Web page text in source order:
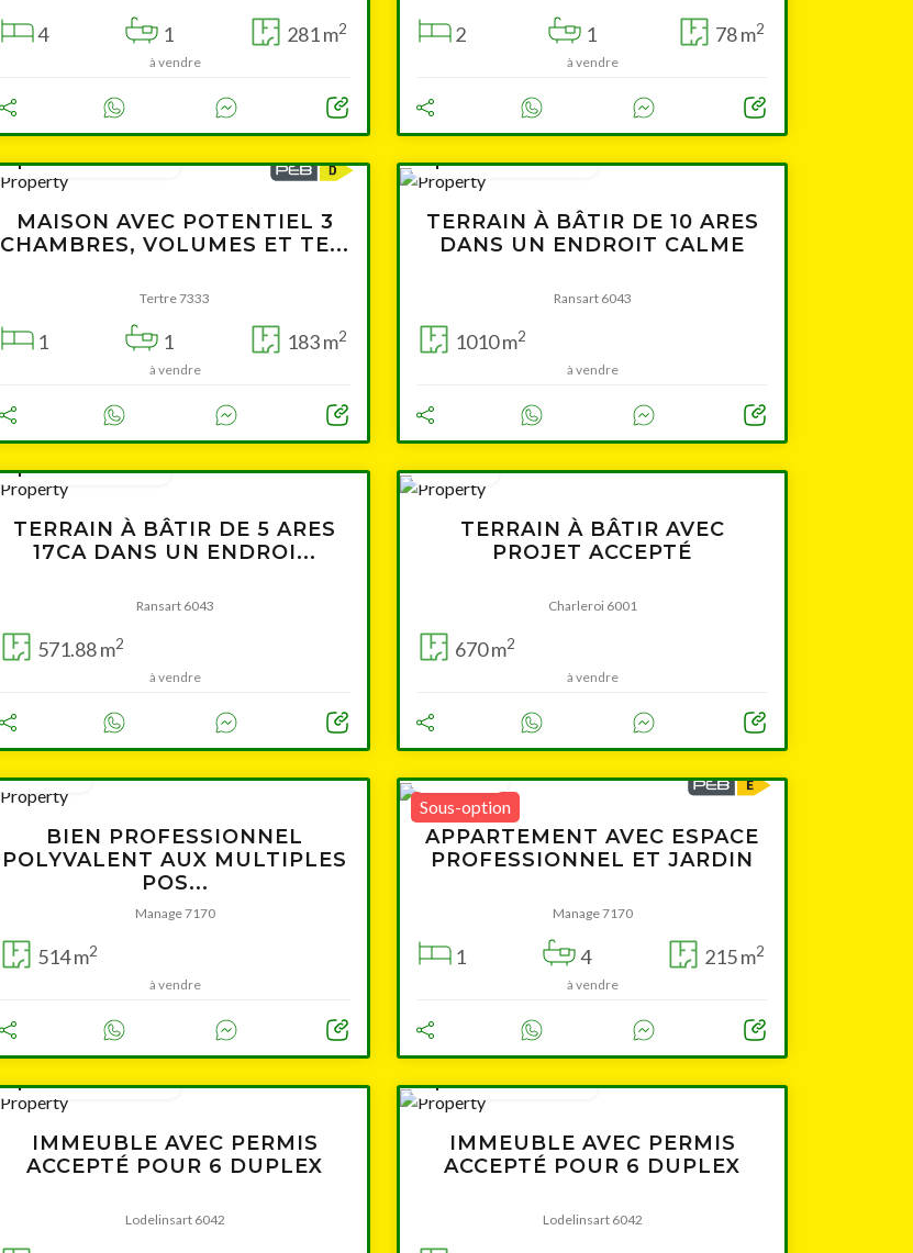
4 1 281 m2
à vendre
2 1 78 m2
à vendre
à partir de 259 000 €
MAISON AVEC POTENTIEL 3
CHAMBRES, VOLUMES ET TE...
Tertre 7333
1 1 183 m2
à vendre
à partir de 154 000 €
TERRAIN À BÂTIR DE 10 ARES
DANS UN ENDROIT CALME
Ransart 6043
1010 m2
à vendre
à partir de 78 500 €
TERRAIN À BÂTIR DE 5 ARES
17CA DANS UN ENDROI...
Ransart 6043
571.88 m2
à vendre
76 000 €
TERRAIN À BÂTIR AVEC
PROJET ACCEPTÉ
Charleroi 6001
670 m2
à vendre
360 000 €
BIEN PROFESSIONNEL
POLYVALENT AUX MULTIPLES
POS...
Manage 7170
514 m2
à vendre
Sous-option
150 000 €
APPARTEMENT AVEC ESPACE
PROFESSIONNEL ET JARDIN
Manage 7170
1 4 215 m2
à vendre
à partir de 395 000 €
IMMEUBLE AVEC PERMIS
ACCEPTÉ POUR 6 DUPLEX
Lodelinsart 6042
à partir de 395 000 €
IMMEUBLE AVEC PERMIS
ACCEPTÉ POUR 6 DUPLEX
Lodelinsart 6042